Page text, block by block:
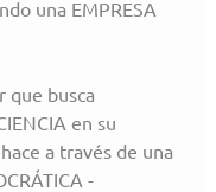
una EMPRESA
que busca
en su
a través de una
-